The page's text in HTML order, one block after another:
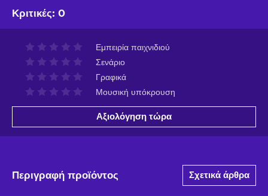
Κριτικές: 0
Εμπειρία παιχνιδιού
Σενάριο
Γραφικά
Μουσική υπόκρουση
Αξιολόγηση τώρα
Περιγραφή προϊόντος Σχετικά άρθρα